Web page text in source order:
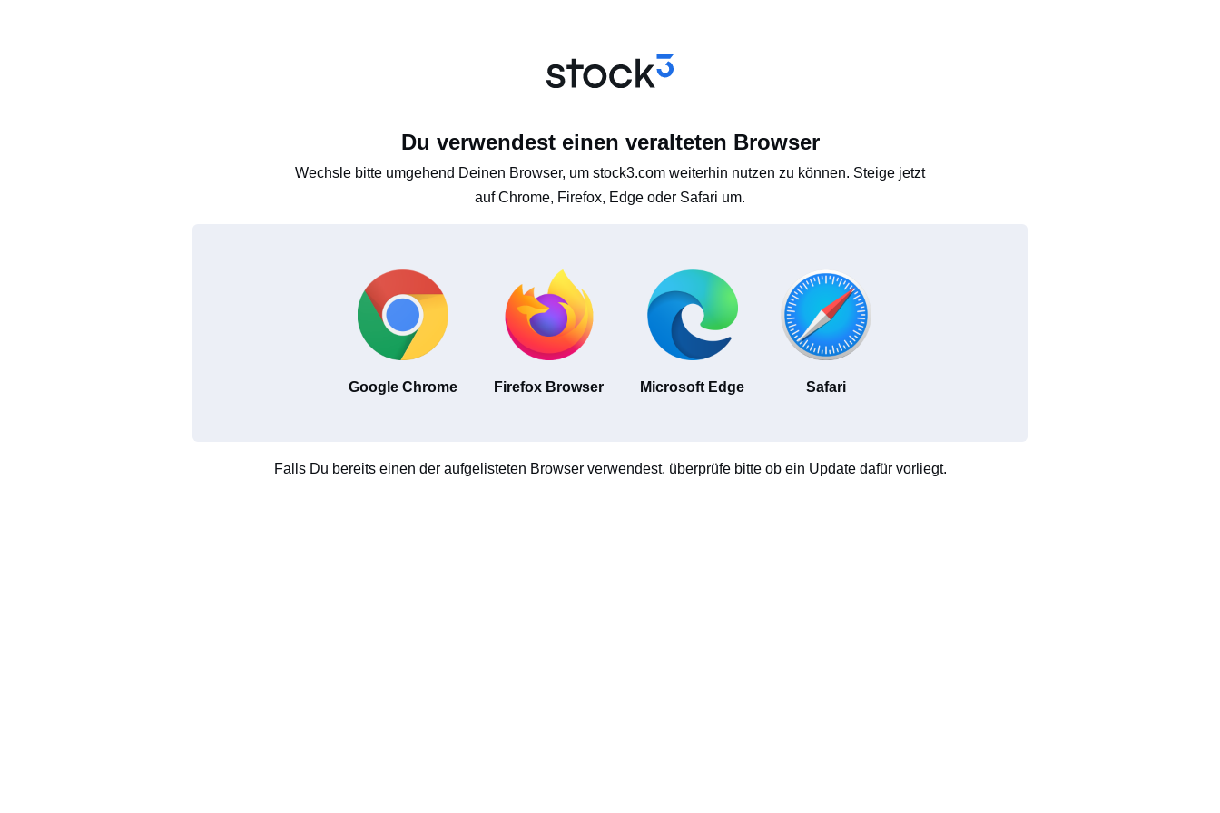
Du verwendest einen veralteten Browser
Wechsle bitte umgehend Deinen Browser, um stock3.com weiterhin nutzen zu können. Steige jetzt
auf Chrome, Firefox, Edge oder Safari um.
Google Chrome Firefox Browser Microsoft Edge Safari
Falls Du bereits einen der aufgelisteten Browser verwendest, überprüfe bitte ob ein Update dafür vorliegt.